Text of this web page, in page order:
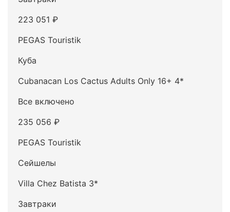
223 051 ₽
PEGAS Touristik
Куба
Cubanacan Los Cactus Adults Only 16+ 4*
Все включено
235 056 ₽
PEGAS Touristik
Сейшелы
Villa Chez Batista 3*
Завтраки